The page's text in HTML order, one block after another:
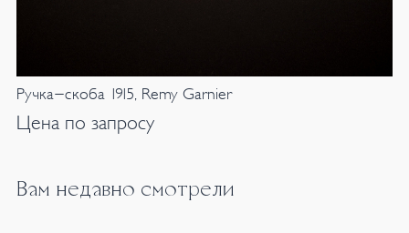
Ручка-скоба 1915, Remy Garnier
Цена по запросу
Вам недавно смотрели